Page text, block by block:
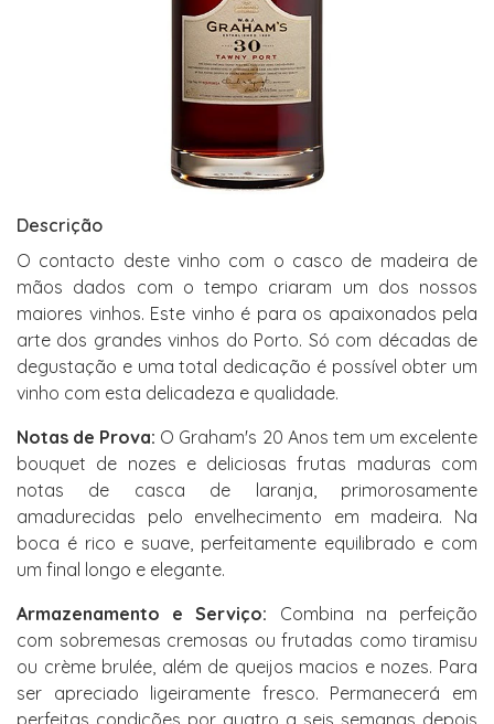
Descrição
O contacto deste vinho com o casco de madeira de
mãos dados com o tempo criaram um dos nossos
maiores vinhos. Este vinho é para os apaixonados pela
arte dos grandes vinhos do Porto. Só com décadas de
degustação e uma total dedicação é possível obter um
vinho com esta delicadeza e qualidade.
Notas de Prova: O Graham's 20 Anos tem um excelente
bouquet de nozes e deliciosas frutas maduras com
notas de casca de laranja, primorosamente
amadurecidas pelo envelhecimento em madeira. Na
boca é rico e suave, perfeitamente equilibrado e com
um final longo e elegante.
Armazenamento e Serviço: Combina na perfeição
com sobremesas cremosas ou frutadas como tiramisu
ou crème brulée, além de queijos macios e nozes. Para
ser apreciado ligeiramente fresco. Permanecerá em
perfeitas condições por quatro a seis semanas depois